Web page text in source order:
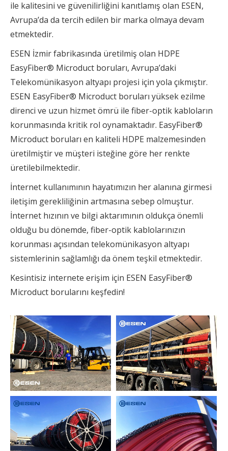
ile kalitesini ve güvenilirliğini kanıtlamış olan ESEN,
Avrupa’da da tercih edilen bir marka olmaya devam
etmektedir.
ESEN İzmir fabrikasında üretilmiş olan HDPE
EasyFiber® Microduct boruları, Avrupa’daki
Telekomünikasyon altyapı projesi için yola çıkmıştır.
ESEN EasyFiber® Microduct boruları yüksek ezilme
direnci ve uzun hizmet ömrü ile fiber-optik kabloların
korunmasında kritik rol oynamaktadır. EasyFiber®
Microduct boruları en kaliteli HDPE malzemesinden
üretilmiştir ve müşteri isteğine göre her renkte
üretilebilmektedir.
İnternet kullanımının hayatımızın her alanına girmesi
iletişim gerekliliğinin artmasına sebep olmuştur.
İnternet hızının ve bilgi aktarımının oldukça önemli
olduğu bu dönemde, fiber-optik kablolarınızın
korunması açısından telekomünikasyon altyapı
sistemlerinin sağlamlığı da önem teşkil etmektedir.
Kesintisiz internete erişim için ESEN EasyFiber®
Microduct borularını keşfedin!